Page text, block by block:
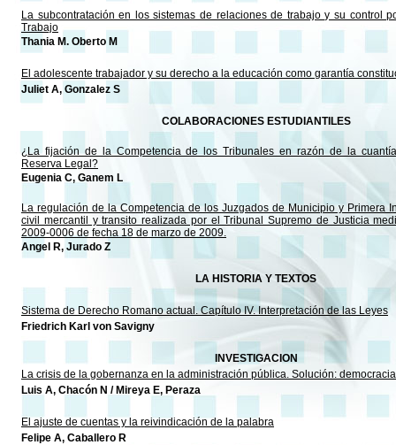
La subcontratación en los sistemas de relaciones de trabajo y su control
Trabajo
Thania M. Oberto M
El adolescente trabajador y su derecho a la educación como garantía
Juliet A, Gonzalez S
COLABORACIONES ESTUDIANTILES
¿La fijación de la Competencia de los Tribunales en razón de la
Reserva Legal?
Eugenia C, Ganem L
La regulación de la Competencia de los Juzgados de Municipio y Primera
civil mercantil y transito realizada por el Tribunal Supremo de Justicia
2009-0006 de fecha 18 de marzo de 2009.
Angel R, Jurado Z
LA HISTORIA Y TEXTOS
Sistema de Derecho Romano actual. Capítulo IV. Interpretación de las Leyes
Friedrich Karl von Savigny
INVESTIGACION
La crisis de la gobernanza en la administración pública. Solución:
Luis A, Chacón N / Mireya E, Peraza
El ajuste de cuentas y la reivindicación de la palabra
Felipe A, Caballero R